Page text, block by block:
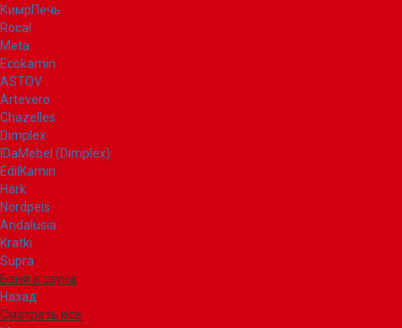
КимрПечь
Rocal
Meta
Ecokamin
ASTOV
Artevero
Chazelles
Dimplex
IDaMebel (Dimplex)
EdilKamin
Hark
Nordpeis
Andalusia
Kratki
Supra
Баня и сауна
Назад
Смотреть все